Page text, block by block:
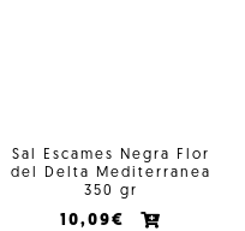
Sal Escames Negra Flor
del Delta Mediterranea
350 gr
10,09€